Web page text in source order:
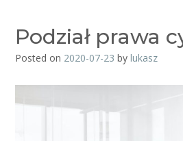
Podział prawa
Posted on 2020-07-23 by lukasz